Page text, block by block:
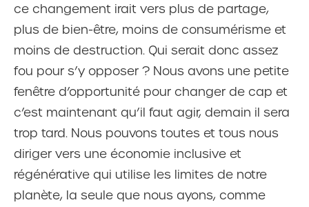
ce changement irait vers plus de partage,
plus de bien-être, moins de consumérisme et
moins de destruction. Qui serait donc assez
fou pour s’y opposer ? Nous avons une petite
fenêtre d’opportunité pour changer de cap et
c’est maintenant qu’il faut agir, demain il sera
trop tard. Nous pouvons toutes et tous nous
diriger vers une économie inclusive et
régénérative qui utilise les limites de notre
planète, la seule que nous ayons, comme